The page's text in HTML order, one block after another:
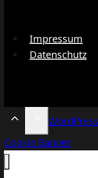
Impressum
Datenschutz
Cookie Banner